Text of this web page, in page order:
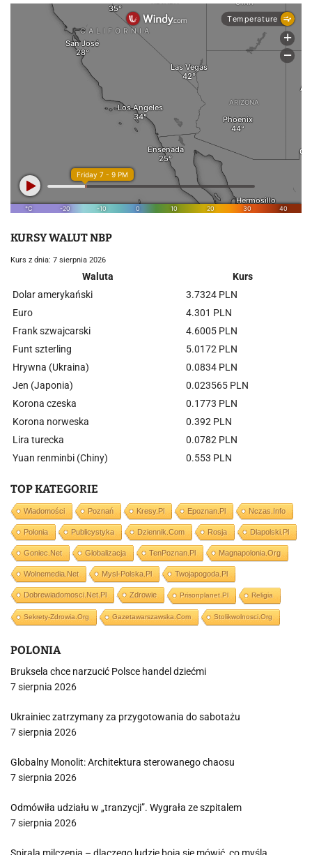
KURSY WALUT NBP
Kurs z dnia: 7 sierpnia 2026
Waluta
Kurs
Dolar amerykański
3.7324 PLN
Euro
4.301 PLN
Frank szwajcarski
4.6005 PLN
Funt szterling
5.0172 PLN
Hrywna (Ukraina)
0.0834 PLN
Jen (Japonia)
0.023565 PLN
Korona czeska
0.1773 PLN
Korona norweska
0.392 PLN
Lira turecka
0.0782 PLN
Yuan renminbi (Chiny)
0.553 PLN
TOP KATEGORIE
Wiadomości Poznań Kresy.pl Epoznan.pl Nczas.info
Polonia Publicystyka Dziennik.com Rosja Dlapolski.pl
Goniec.net Globalizacja TenPoznan.pl Magnapolonia.org
Wolnemedia.net Mysl-Polska.pl Twojapogoda.pl
Dobrewiadomosci.net.pl Zdrowie Prisonplanet.pl Religia
Sekrety-Zdrowia.org Gazetawarszawska.com Stolikwolnosci.org
POLONIA
Bruksela chce narzucić Polsce handel dziećmi
7 sierpnia 2026
Ukrainiec zatrzymany za przygotowania do sabotażu
7 sierpnia 2026
Globalny Monolit: Architektura sterowanego chaosu
7 sierpnia 2026
Odmówiła udziału w „tranzycji”. Wygrała ze szpitalem
7 sierpnia 2026